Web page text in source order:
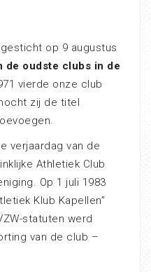
op 9 augustus
de oudste clubs in de
vierde onze club
zij de titel
verjaardag van de
Athletiek Club
Op 1 juli 1983
Klub Kapellen”
statuten werd
van de club –